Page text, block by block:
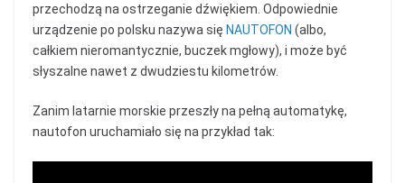
przechodzą na ostrzeganie dźwiękiem. Odpowiednie
urządzenie po polsku nazywa się NAUTOFON (albo,
całkiem nieromantycznie, buczek mgłowy), i może być
słyszalne nawet z dwudziestu kilometrów.
Zanim latarnie morskie przeszły na pełną automatykę,
nautofon uruchamiało się na przykład tak: